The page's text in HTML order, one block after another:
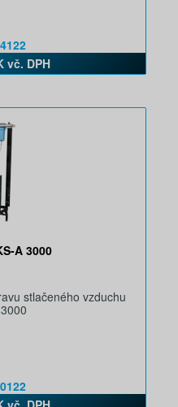
vč. DPH
A 3000
stlačeného vzduchu